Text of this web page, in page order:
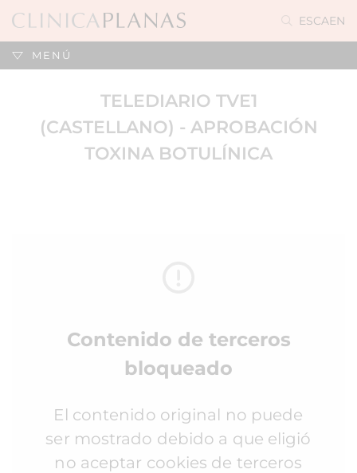
ESCAEN
MENÚ
TELEDIARIO TVE1
(CASTELLANO) - APROBACIÓN
TOXINA BOTULÍNICA
Contenido de terceros
bloqueado
El contenido original no puede
ser mostrado debido a que eligió
no aceptar cookies de terceros